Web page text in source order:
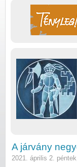
A járvány
2021. április 2.